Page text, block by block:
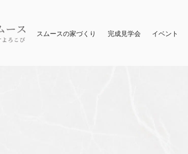
スムースの家づくり 完成見学会 イベント